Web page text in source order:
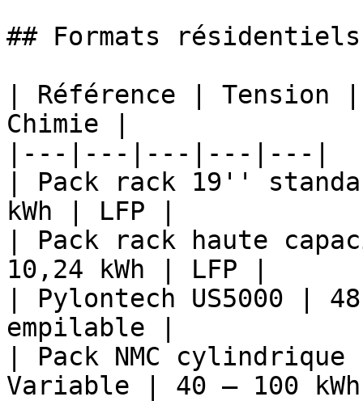
## Formats
| Référence |
Chimie |
|---|---|---|---|---|
| Pack rack 19''
kWh | LFP |
| Pack rack haute
10,24 kWh | LFP |
| Pylontech US5000 |
empilable |
| Pack NMC
Variable | 40 – 100